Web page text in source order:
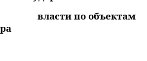
власти по объектам